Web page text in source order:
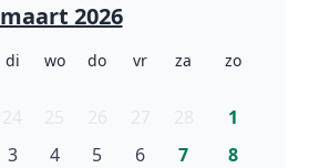
maart 2026
di wo do vr za zo
1
3 4 5 6 7 8